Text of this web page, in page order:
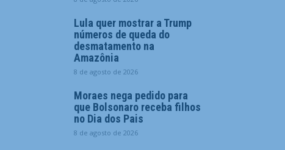
Lula quer mostrar a Trump
números de queda do
desmatamento na
Amazônia
8 de agosto de 2026
Moraes nega pedido para
que Bolsonaro receba filhos
no Dia dos Pais
8 de agosto de 2026